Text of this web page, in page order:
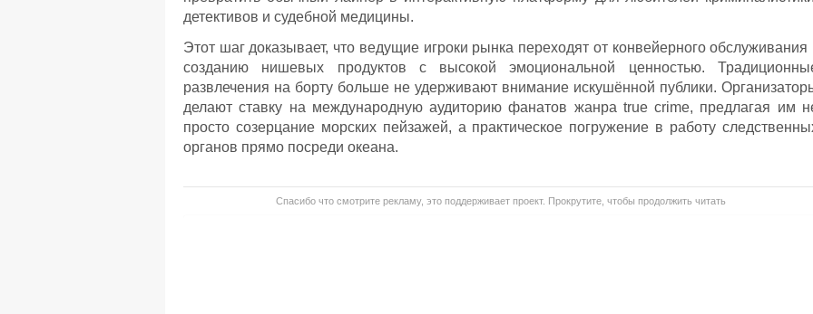
детективов и судебной медицины.
Этот шаг доказывает, что ведущие игроки рынка переходят от конвейерного обслуживания
созданию нишевых продуктов с высокой эмоциональной ценностью.
развлечения на борту больше не удерживают внимание искушённой публики.
делают ставку на международную аудиторию фанатов жанра true crime, предлагая им
просто созерцание морских пейзажей, а практическое погружение в работу
органов прямо посреди океана.
Спасибо что смотрите рекламу, это поддерживает проект. Прокрутите, чтобы продолжить читать